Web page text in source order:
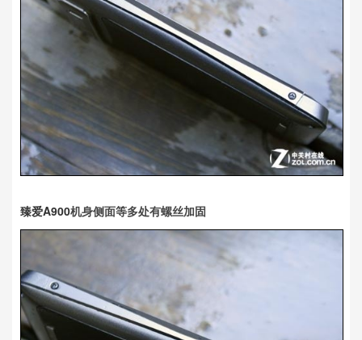
臻爱A900机身侧面等多处有螺丝加固